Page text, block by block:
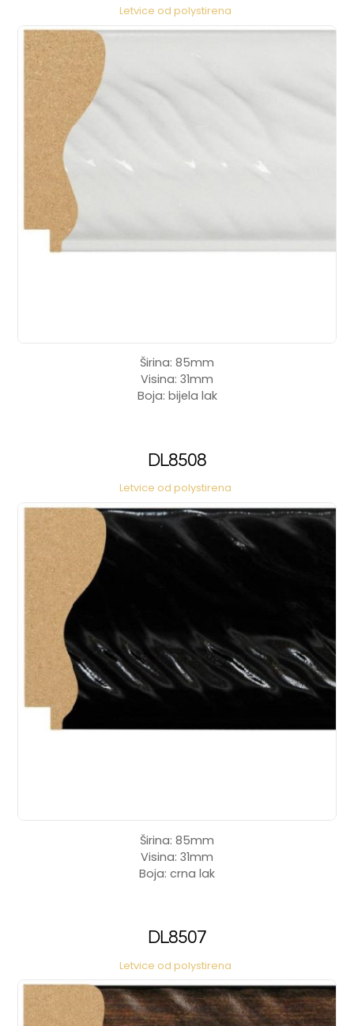
Letvice od polystirena
Širina: 85mm
Visina: 31mm
Boja: bijela lak
DL8508
Letvice od polystirena
Širina: 85mm
Visina: 31mm
Boja: crna lak
DL8507
Letvice od polystirena